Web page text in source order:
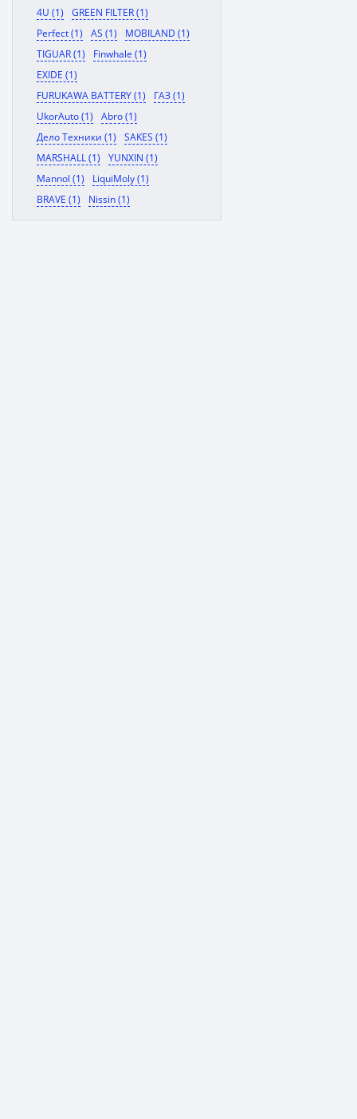
4U (1)
GREEN FILTER (1)
Perfect (1)
AS (1)
MOBILAND (1)
TIGUAR (1)
Finwhale (1)
EXIDE (1)
FURUKAWA BATTERY (1)
ГАЗ (1)
UkorAuto (1)
Abro (1)
Дело Техники (1)
SAKES (1)
MARSHALL (1)
YUNXIN (1)
Mannol (1)
LiquiMoly (1)
BRAVE (1)
Nissin (1)